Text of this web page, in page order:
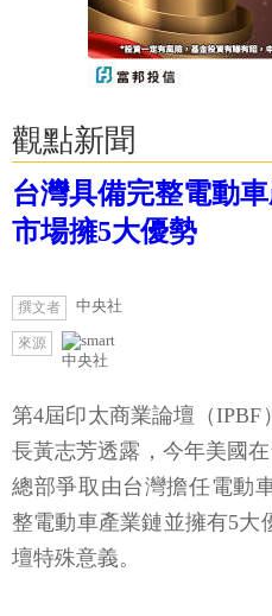
觀點新聞
台灣具備完整電動
市場擁5大優勢
撰文者 中央社
來源
中央社
第4屆印太商業論壇（
長黃志芳透露，今年美國
總部爭取由台灣擔任電動
整電動車產業鏈並擁有5大
壇特殊意義。